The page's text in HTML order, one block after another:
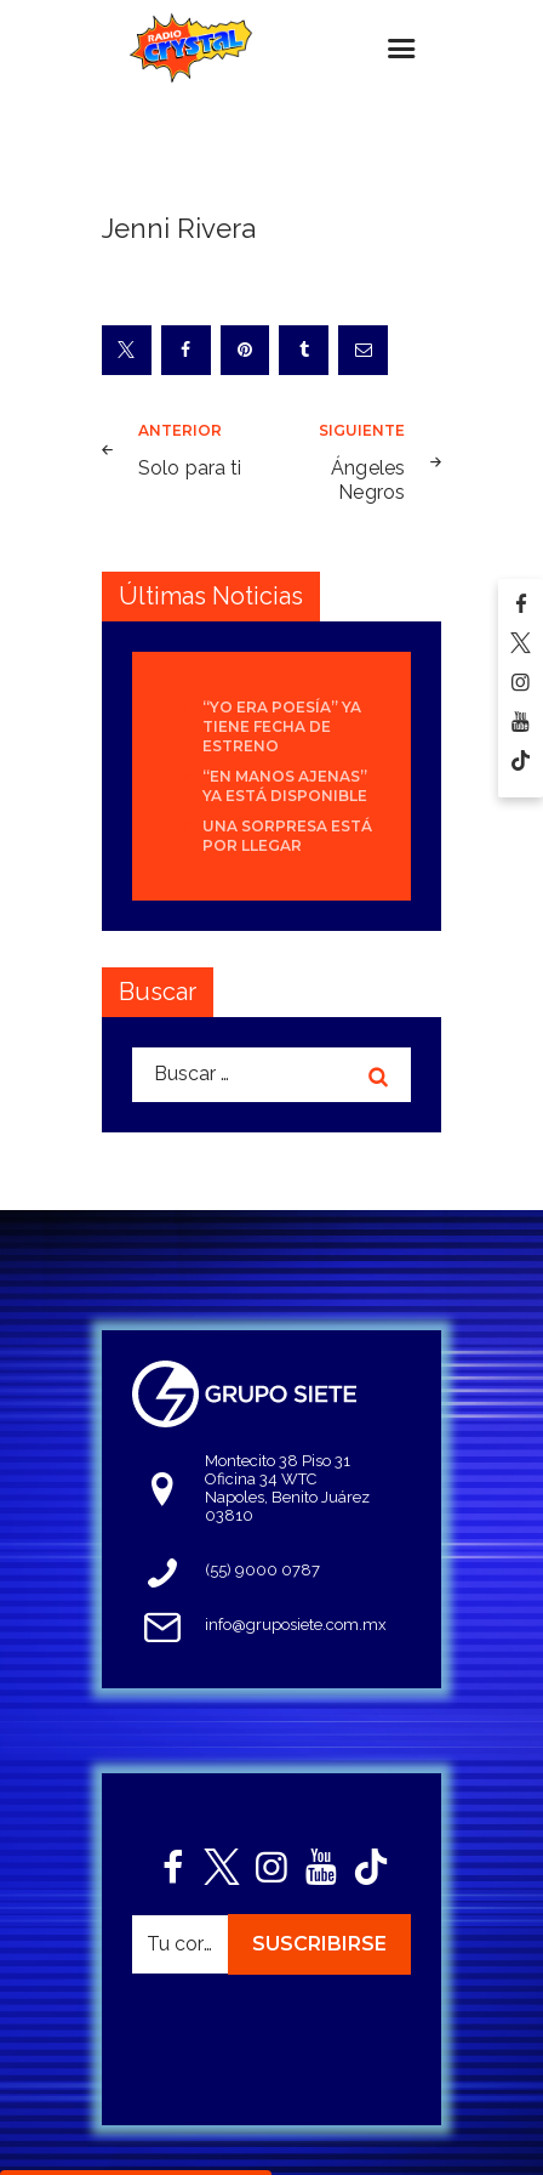
Eventos
Noticias
Para ti
Jenni Rivera
Navegación
de
ANTERIOR
Solo para ti
SIGUIENTE
Ángeles
Negros
Últimas Noticias
“YO ERA POESÍA” YA
TIENE FECHA DE
ESTRENO
“EN MANOS AJENAS”
YA ESTÁ DISPONIBLE
UNA SORPRESA ESTÁ
POR LLEGAR
Buscar
Buscar:
Montecito 38 Piso 31
Oficina 34 WTC
Napoles, Benito Juárez
03810
(55) 9000 0787
info@gruposiete.com.mx